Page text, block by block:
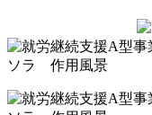
ラ
概
要